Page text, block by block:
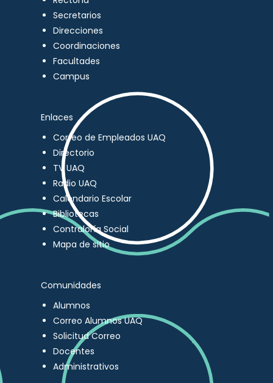
Secretarios
Direcciones
Coordinaciones
Facultades
Campus
Enlaces
Correo de Empleados UAQ
Directorio
TV UAQ
Radio UAQ
Calendario Escolar
Bibliotecas
Contraloría Social
Mapa de sitio
Comunidades
Alumnos
Correo Alumnos UAQ
Solicitud Correo
Docentes
Administrativos